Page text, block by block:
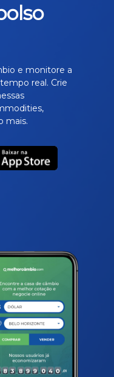
e monitore a
real. Crie
mais.